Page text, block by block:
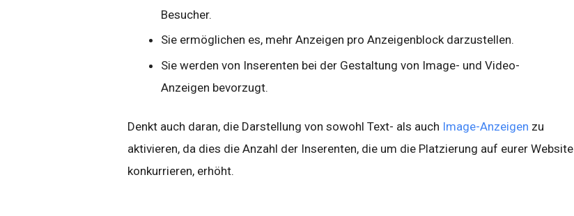
Besucher.
Sie ermöglichen es, mehr Anzeigen pro Anzeigenblock darzustellen.
Sie werden von Inserenten bei der Gestaltung von Image- und Video-
Anzeigen bevorzugt.
Denkt auch daran, die Darstellung von sowohl Text- als auch Image-Anzeigen zu
aktivieren, da dies die Anzahl der Inserenten, die um die Platzierung auf eurer Website
konkurrieren, erhöht.